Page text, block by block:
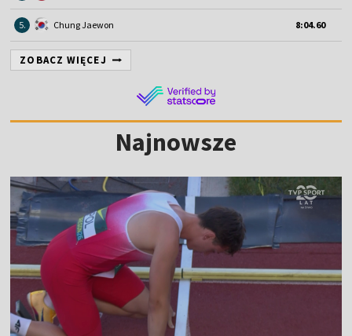
5. Chung Jaewon 8:04.60
ZOBACZ WIĘCEJ
Najnowsze